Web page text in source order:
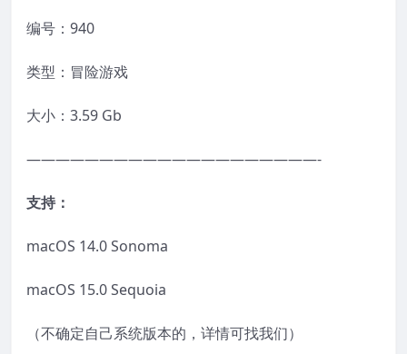
编号：940
类型：冒险游戏
大小：3.59 Gb
————————————————————-
支持：
macOS 14.0 Sonoma
macOS 15.0 Sequoia
（不确定自己系统版本的，详情可找我们）